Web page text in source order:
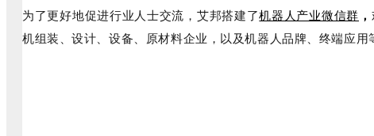
为了更好地促进行业人士交流，艾邦搭建了机器人产业微信群 ，
机组装、设计、设备、原材料企业，以及机器人品牌、终端应用